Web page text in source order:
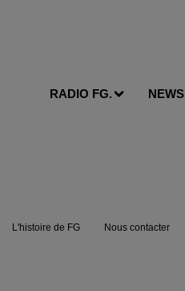
RADIO FG. NEWS
L'histoire de FG Nous contacter